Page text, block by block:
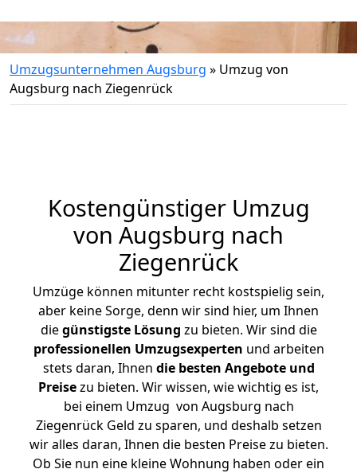
Umzugsunternehmen Augsburg » Umzug von
Augsburg nach Ziegenrück
Kostengünstiger Umzug
von Augsburg nach
Ziegenrück
Umzüge können mitunter recht kostspielig sein,
aber keine Sorge, denn wir sind hier, um Ihnen
diegünstigste Lösung zu bieten. Wir sind die
professionellen Umzugsexperten und arbeiten
stets daran, Ihnen die besten Angebote und
Preisezu bieten. Wir wissen, wie wichtig es ist,
bei einem Umzug von Augsburg nach
Ziegenrück Geld zu sparen, und deshalb setzen
wir alles daran, Ihnen die besten Preise zu bieten.
Ob Sie nun eine kleine Wohnung haben oder ein